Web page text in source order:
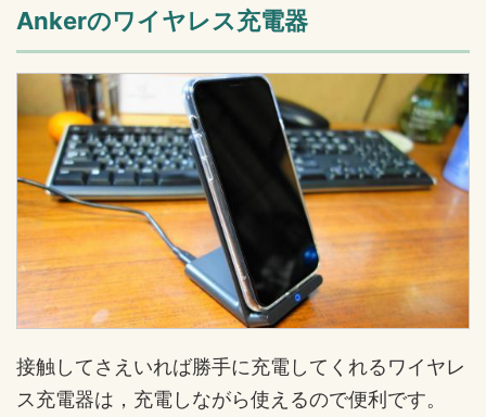
Ankerのワイヤレス充電器
接触してさえいれば勝手に充電してくれるワイヤレ
ス充電器は，充電しながら使えるので便利です。